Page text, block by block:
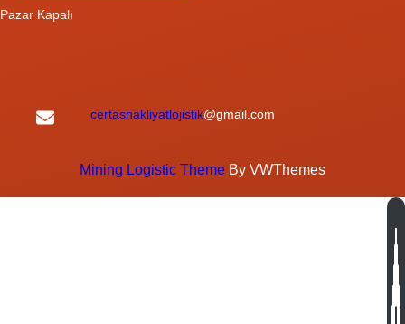
Pazar Kapalı
certasnakliyatlojistik@gmail.com
Mining Logistic Theme By VWThemes